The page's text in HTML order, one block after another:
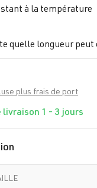
à la température
quelle longueur peut
plus frais de port
livraison 1 - 3 jours